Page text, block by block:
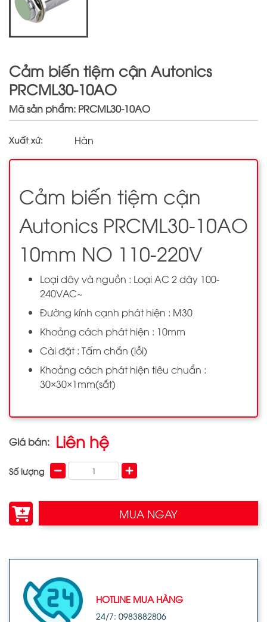
Cảm biến tiệm cận Autonics
PRCML30-10AO
Mã sản phẩm: PRCML30-10AO
Xuất xứ: Hàn
Cảm biến tiệm cận
Autonics PRCML30-10AO
10mm NO 110-220V
Loại dây và nguồn : Loại AC 2 dây 100-
240VAC~
Đường kính cạnh phát hiện : M30
Khoảng cách phát hiện : 10mm
Cài đặt : Tấm chắn (lồi)
Khoảng cách phát hiện tiêu chuẩn :
30×30×1mm(sắt)
Giá bán: Liên hệ
Số lượng
MUA NGAY
HOTLINE MUA HÀNG
24/7: 0983882806